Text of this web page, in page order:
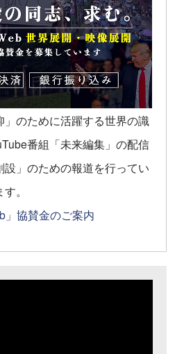
」のために活躍する世界の識
番組「未来編集」の配信
設」のための報道を行ってい
。
」協賛金のご案内